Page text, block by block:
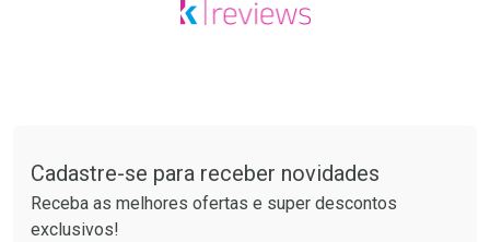
Cadastre-se para receber novidades
Receba as melhores ofertas e super descontos
exclusivos!